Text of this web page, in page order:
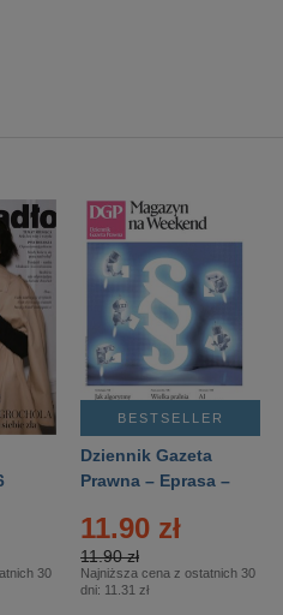
30
BESTSELLER
Dziennik Gazeta
Prawna – Eprasa –
11.90 zł
11.90 zł
Najniższa cena z ostatnich 30
dni: 11.31 zł